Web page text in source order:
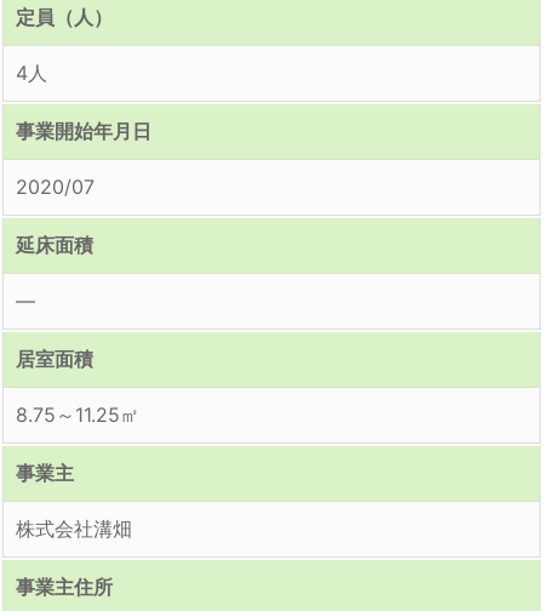
定員（人）
4人
事業開始年月日
2020/07
延床面積
―
居室面積
8.75～11.25㎡
事業主
株式会社溝畑
事業主住所